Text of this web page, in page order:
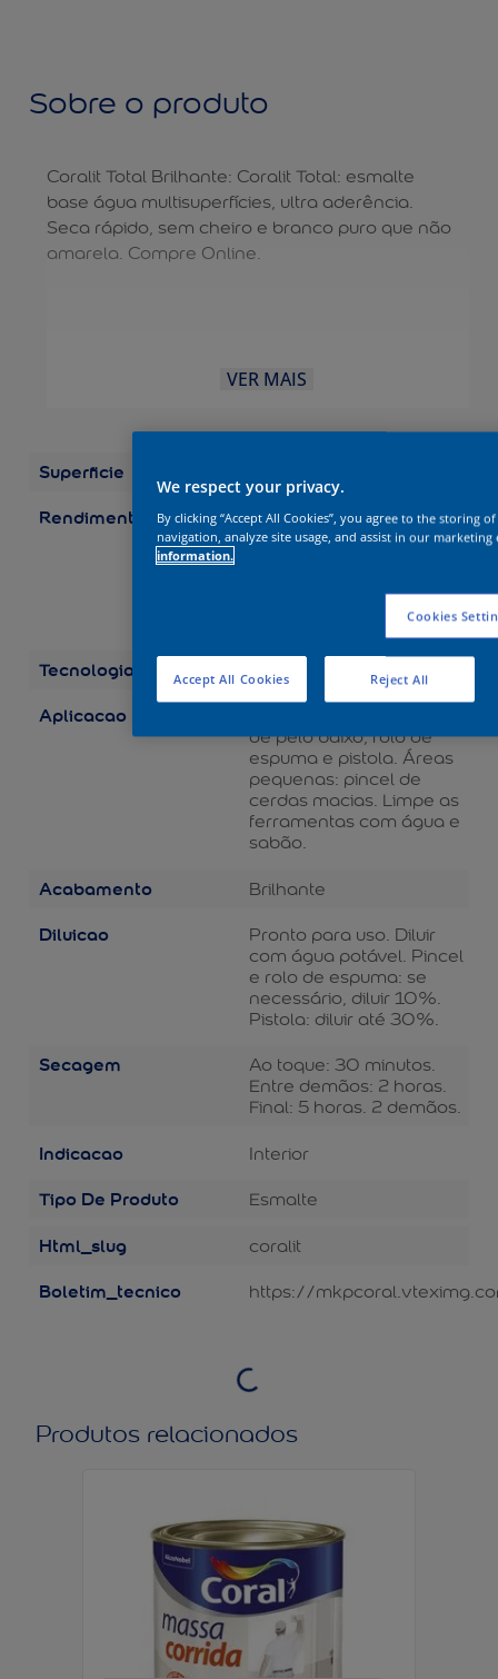
Sobre o produto
Coralit Total Brilhante: Coralit Total: esmalte
base água multisuperfícies, ultra aderência.
Seca rápido, sem cheiro e branco puro que não
amarela. Compre Online.
VER MAIS
Superficie
Rendimento
Embalagens/Rendimento
(por demão) Galão 3,6 L:
até 19 m2 Quarto 0,8 L:
Tecnologia Balance
Aplicacao
de pelo baixo, rolo de
espuma e pistola. Áreas
pequenas: pincel de
cerdas macias. Limpe as
ferramentas com água e
sabão.
Acabamento Brilhante
Diluicao
Pronto para uso. Diluir
com água potável. Pincel
e rolo de espuma: se
necessário, diluir 10%.
Pistola: diluir até 30%.
Secagem
Ao toque: 30 minutos.
Entre demãos: 2 horas.
Final: 5 horas. 2 demãos.
Indicacao Interior
Tipo De Produto Esmalte
Html_slug coralit
Boletim_tecnico https://
Produtos relacionados
We respect your privacy.
By clicking “Accept All Cookies”, you agree to the storing
navigation, analyze site usage, and assist in our
information.
Cookies
Reject All
Accept All Cookies